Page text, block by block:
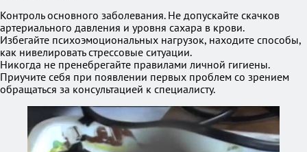
Контроль основного заболевания. Не допускайте скачков
артериального давления и уровня сахара в крови.
Избегайте психоэмоциональных нагрузок, находите способы,
как нивелировать стрессовые ситуации.
Никогда не пренебрегайте правилами личной гигиены.
Приучите себя при появлении первых проблем со зрением
обращаться за консультацией к специалисту.